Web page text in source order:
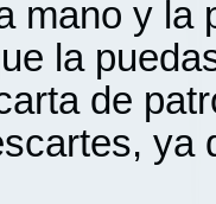
mano y la
la
de
ya